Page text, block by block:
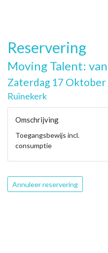
Reservering
Moving Talent:
Zaterdag 17
Ruïnekerk
Omschrijving
Toegangsbewijs incl.
consumptie
Annuleer reservering